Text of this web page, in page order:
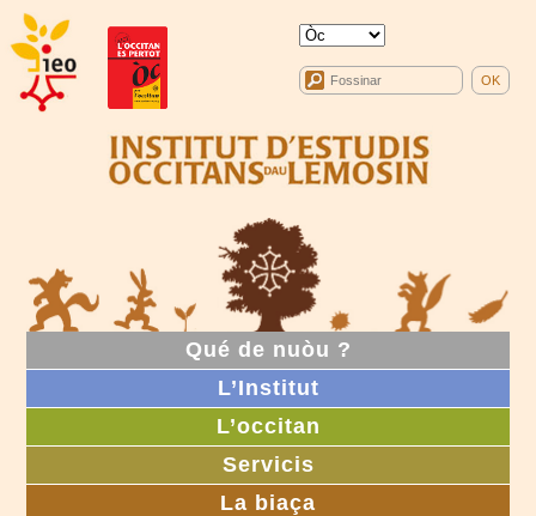
Qué de nuòu ?
L’Institut
L’occitan
Servicis
La biaça